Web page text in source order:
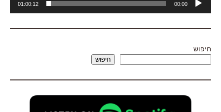
אודיו
00:00
01:00:12
חיפוש
חיפוש